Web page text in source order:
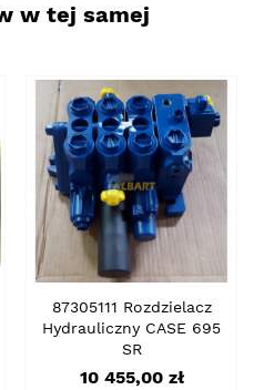
w tej samej
87305111 Rozdzielacz
Hydrauliczny CASE 695
SR
Cena
10 455,00 zł